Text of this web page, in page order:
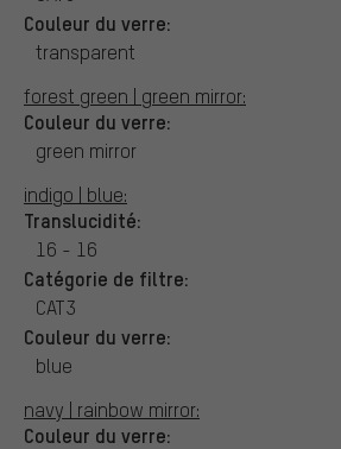
Couleur du verre:
transparent
forest green | green mirror:
Couleur du verre:
green mirror
indigo | blue:
Translucidité:
16 - 16
Catégorie de filtre:
CAT3
Couleur du verre:
blue
navy | rainbow mirror:
Couleur du verre: